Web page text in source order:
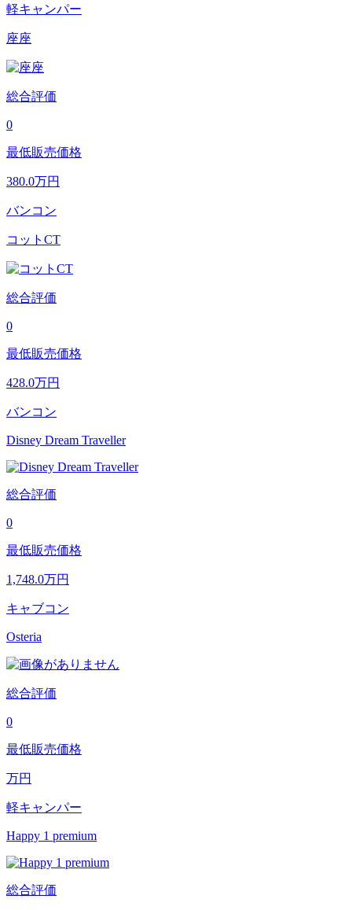
軽キャンパー
座座
総合評価
0
最低販売価格
380.0万円
バンコン
コットCT
総合評価
0
最低販売価格
428.0万円
バンコン
Disney Dream Traveller
総合評価
0
最低販売価格
1,748.0万円
キャブコン
Osteria
総合評価
0
最低販売価格
万円
軽キャンパー
Happy 1 premium
総合評価